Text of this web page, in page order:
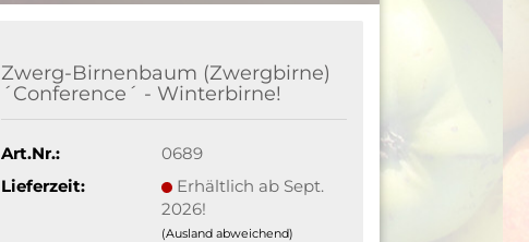
Zwerg-Birnenbaum (Zwergbirne)
´Conference´ - Winterbirne!
Art.Nr.:
0689
Lieferzeit:
Erhältlich ab Sept.
2026!
(Ausland abweichend)